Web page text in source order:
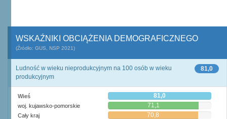
WSKAŹNIKI OBCIĄŻENIA DEMOGRAFICZNEGO
(Źródło: GUS, NSP 2021)
81,0
Ludność w wieku nieprodukcyjnym na 100 osób w wieku
produkcyjnym
Wieś 81,0
woj. kujawsko-pomorskie 71,1
Cały kraj 70,8